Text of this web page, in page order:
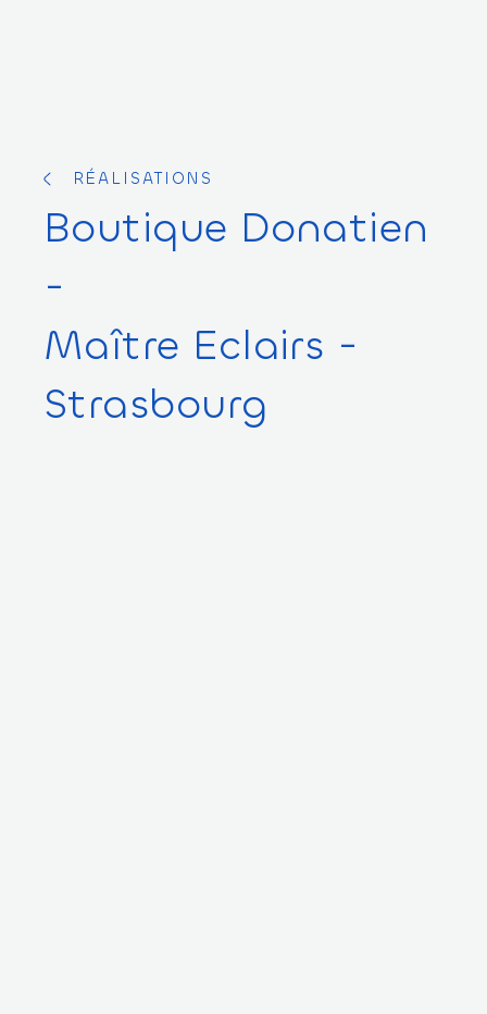
RÉALISATIONS
Boutique Donatien
-
Maître Eclairs -
Strasbourg